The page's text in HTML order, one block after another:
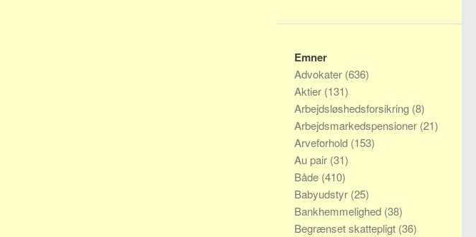
Emner
Advokater (636)
Aktier (131)
Arbejdsløshedsforsikring (8)
Arbejdsmarkedspensioner (21)
Arveforhold (153)
Au pair (31)
Både (410)
Babyudstyr (25)
Bankhemmelighed (38)
Begrænset skattepligt (36)